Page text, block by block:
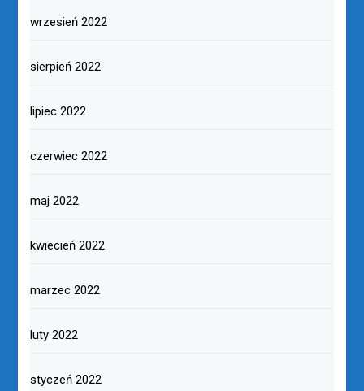
wrzesień 2022
sierpień 2022
lipiec 2022
czerwiec 2022
maj 2022
kwiecień 2022
marzec 2022
luty 2022
styczeń 2022